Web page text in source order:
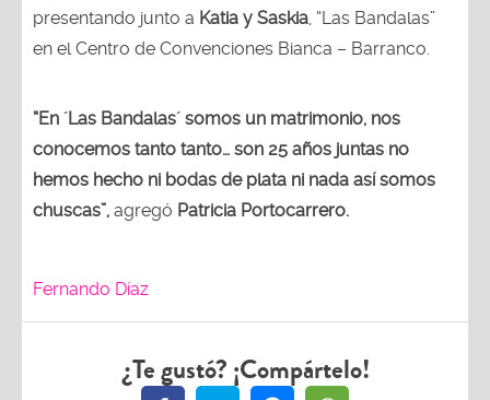
presentando junto a Katia y Saskia, “Las Bandalas”
en el Centro de Convenciones Bianca – Barranco.
“En ´Las Bandalas´ somos un matrimonio, nos
conocemos tanto tanto… son 25 años juntas no
hemos hecho ni bodas de plata ni nada así somos
chuscas”, agregó Patricia Portocarrero.
Fernando Díaz
¿Te gustó? ¡Compártelo!